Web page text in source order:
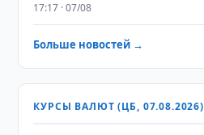
17:17 · 07/08
Больше новостей →
КУРСЫ ВАЛЮТ (ЦБ, 07.08.2026)